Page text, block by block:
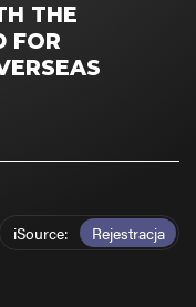
THE
FOR
iSource Rejestracja